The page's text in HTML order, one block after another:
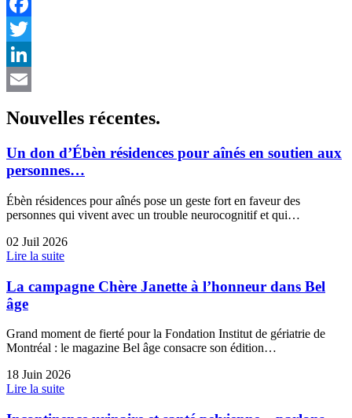
Facebook
Twitter
LinkedIn
Nouvelles récentes.
Un don d’Ébèn résidences pour aînés en soutien aux
personnes…
Ébèn résidences pour aînés pose un geste fort en faveur des
personnes qui vivent avec un trouble neurocognitif et qui…
02 Juil 2026
Lire la suite
La campagne Chère Janette à l’honneur dans Bel
âge
Grand moment de fierté pour la Fondation Institut de gériatrie de
Montréal : le magazine Bel âge consacre son édition…
18 Juin 2026
Lire la suite